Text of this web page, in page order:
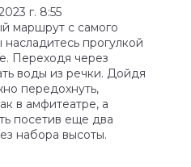
г. 8:55
маршрут с самого
прогулкой
Переходя через
воды из речки. Дойдя
передохнуть,
в амфитеатре, а
посетив еще два
набора высоты.